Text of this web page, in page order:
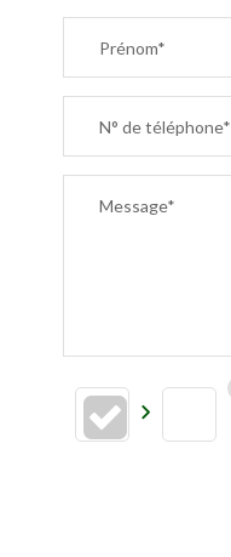
Prénom*
N° de téléphone*
Message*